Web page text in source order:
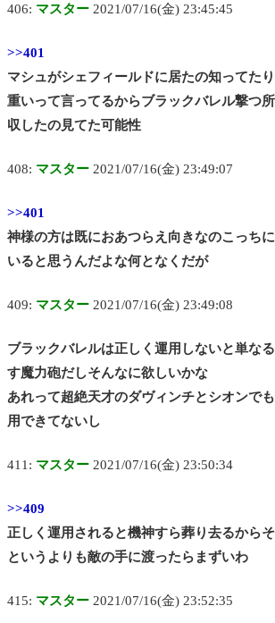
406: マスター 2021/07/16(金) 23:45:45
>>401
マシュがシェフィールドに居たの知ってた
重いって言ってるからブラックバレル撃つ
収したの見てた可能性
408: マスター 2021/07/16(金) 23:49:07
>>401
神様の方は既におあつらえ向きなのこっち
いると思うんだよな何となくだが
409: マスター 2021/07/16(金) 23:49:08
ブラックバレルは正しく運用しないと単な
す魔力砲だしそんなに欲しいかな
あれって超絶天才のダヴィンチとシオンで
用できてないし
411: マスター 2021/07/16(金) 23:50:34
>>409
正しく運用されると機神すら葬り去るから
というよりも敵の手に渡ったらまずいわ
415: マスター 2021/07/16(金) 23:52:35